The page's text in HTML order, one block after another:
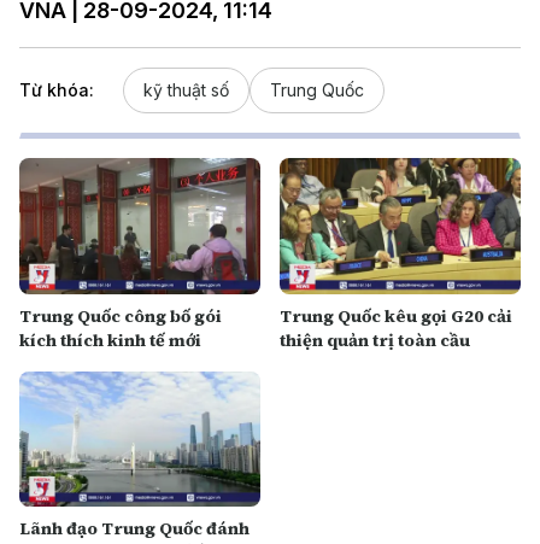
VNA | 28-09-2024, 11:14
Từ khóa: kỹ thuật số Trung Quốc
Trung Quốc công bố gói
kích thích kinh tế mới
Trung Quốc kêu gọi G20 cải
thiện quản trị toàn cầu
Lãnh đạo Trung Quốc đánh